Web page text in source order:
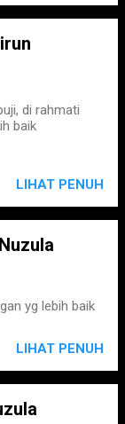
di rahmati
baik
LIHAT PENUH
yg lebih baik
LIHAT PENUH